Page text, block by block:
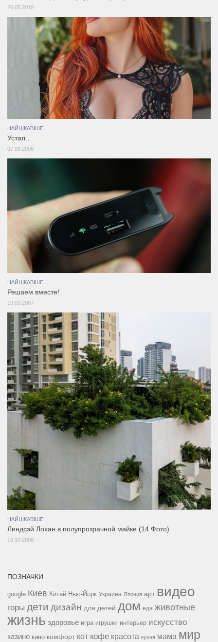
26.05.2010
НАЙЦІКАВІШЕ
Устал…
07.03.2006
НАЙЦІКАВІШЕ
Решаем вместе!
19.03.2007
НАЙЦІКАВІШЕ
Линдсэй Лохан в полупрозрачной майке (14 Фото)
10.10.2008
ПОЗНАЧКИ
google Киев Китай Нью-Йорк Украина Япония арт видео
горы дети дизайн для детей дом еда животные
жизнь здоровье игра игрушки интерьер искусство
казино кино комфорт кот кофе красота кухня мама мир